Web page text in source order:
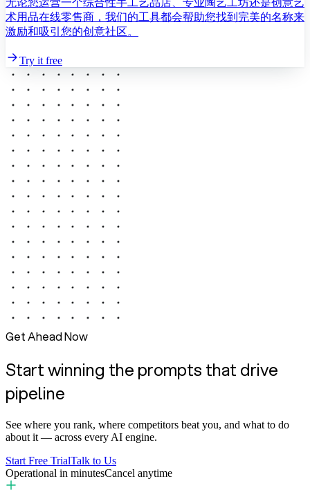
无论您运营一个综合性手工艺品店、专业陶艺工坊还是创意艺
术用品在线零售商，我们的工具都会帮助您找到完美的名称来
激励和吸引您的创意社区。
Try it free
Get Ahead Now
Start winning the prompts that drive
pipeline
See where you rank, where competitors beat you, and what to do
about it — across every AI engine.
Start Free TrialTalk to Us
Operational in minutesCancel anytime